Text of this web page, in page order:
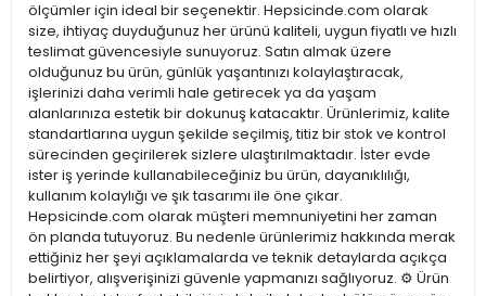
ölçümler için ideal bir seçenektir. Hepsicinde.com olarak
size, ihtiyaç duyduğunuz her ürünü kaliteli, uygun fiyatlı ve hızlı
teslimat güvencesiyle sunuyoruz. Satın almak üzere
olduğunuz bu ürün, günlük yaşantınızı kolaylaştıracak,
işlerinizi daha verimli hale getirecek ya da yaşam
alanlarınıza estetik bir dokunuş katacaktır. Ürünlerimiz, kalite
standartlarına uygun şekilde seçilmiş, titiz bir stok ve kontrol
sürecinden geçirilerek sizlere ulaştırılmaktadır. İster evde
ister iş yerinde kullanabileceğiniz bu ürün, dayanıklılığı,
kullanım kolaylığı ve şık tasarımı ile öne çıkar.
Hepsicinde.com olarak müşteri memnuniyetini her zaman
ön planda tutuyoruz. Bu nedenle ürünlerimiz hakkında merak
ettiğiniz her şeyi açıklamalarda ve teknik detaylarda açıkça
belirtiyor, alışverişinizi güvenle yapmanızı sağlıyoruz. ⚙️ Ürün